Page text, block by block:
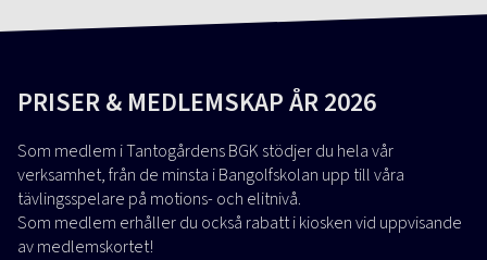
PRISER & MEDLEMSKAP ÅR 2026
Som medlem i Tantogårdens BGK stödjer du hela vår
verksamhet, från de minsta i Bangolfskolan upp till våra
tävlingsspelare på motions- och elitnivå.
Som medlem erhåller du också rabatt i kiosken vid uppvisande
av medlemskortet!